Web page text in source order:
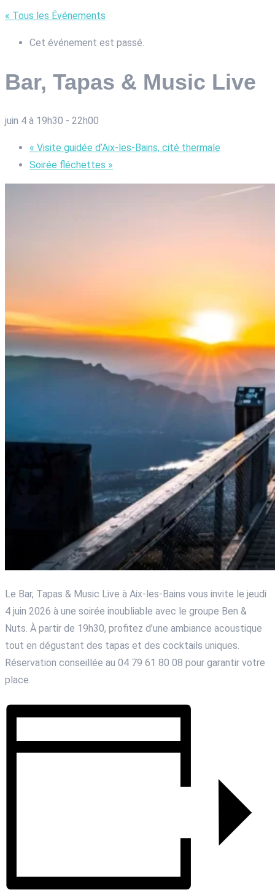
« Tous les Événements
Cet événement est passé.
Bar, Tapas & Music Live
juin 4 à 19h30 - 22h00
« Visite guidée d’Aix-les-Bains, cité thermale
Soirée fléchettes »
Le Bar, Tapas & Music Live à Aix-les-Bains vous invite le jeudi
4 juin 2026 à une soirée inoubliable avec le groupe Ben &
Nuts. À partir de 19h30, profitez d’une ambiance acoustique
tout en dégustant des tapas et des cocktails uniques.
Réservation conseillée au 04 79 61 80 08 pour garantir votre
place.